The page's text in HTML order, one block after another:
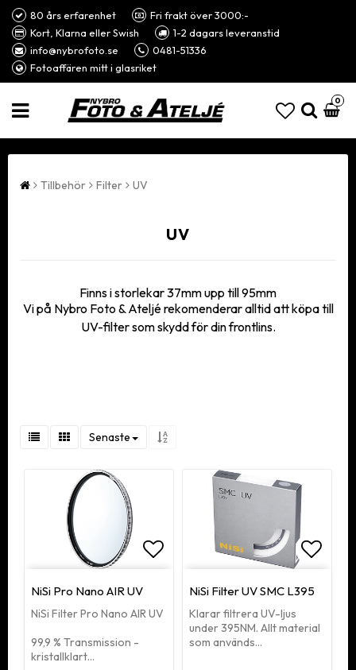
80 års erfarenhet
Fri frakt över 3000:-
Kort, Klarna eller Swish
1-2 dagars leveranstid
info@nybrofoto.se
0481-51336
Fotoaffären mitt i glasriket
0
Tillbehör Filter UV
UV
Finns i storlekar 37mm upp till 95mm
Vi på Nybro Foto & Ateljé rekomenderar alltid att köpa till
UV-filter som skydd för din frontlins.
Senaste
Lägg till i favoritlistan
NiSi Pro Nano AIR UV
NiSi Filter Pro Nano AIR UV
99,9 % Transmission -
kristallklart…
NiSi Filter UV SMC L395
Klarar filtrera UV-ljus
under 395NM. Allt material
som används…